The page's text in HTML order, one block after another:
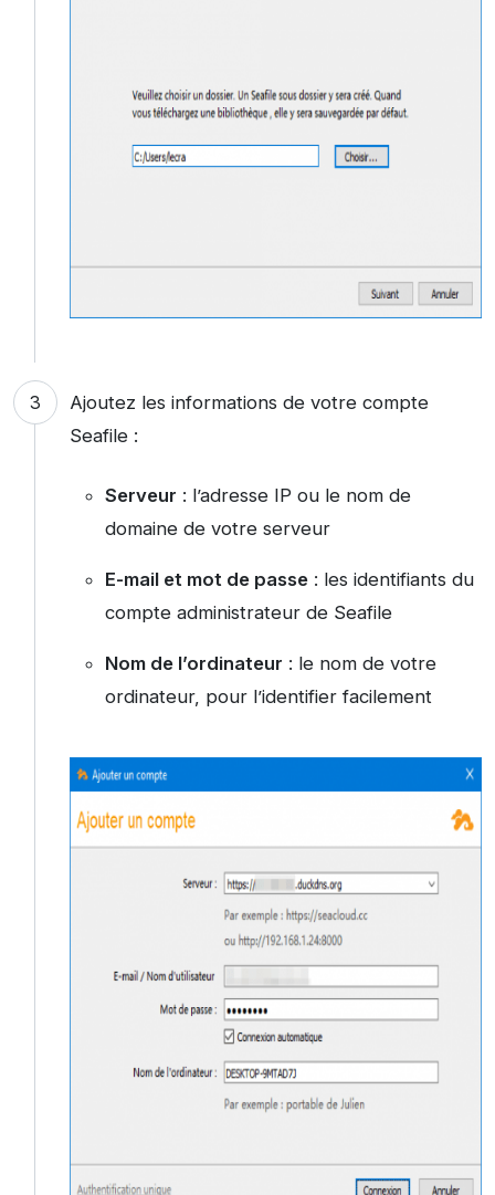
Ajoutez les informations de votre compte
Seafile :
Serveur : l’adresse IP ou le nom de
domaine de votre serveur
E-mail et mot de passe: les identifiants du
compte administrateur de Seafile
Nom de l’ordinateur : le nom de votre
ordinateur, pour l’identifier facilement